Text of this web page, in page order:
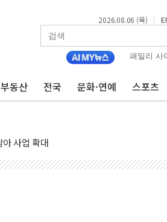
2026.08.06 (목) |
패밀리 사
부동산 전국 문화·연예 스포츠
밀수 '3중 차단'
위축 우려"
정…4자 연합 균열 조짐
50% 할인
구병이 다시 유행합니다.